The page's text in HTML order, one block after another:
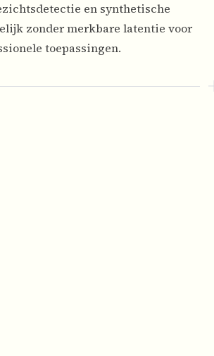
en synthetische
zonder merkbare latentie voor
toepassingen.